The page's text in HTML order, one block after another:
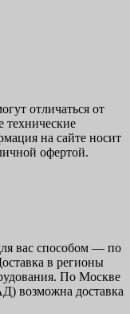
отличаться от
технические
на сайте носит
офертой.
вас способом — по
в регионы
По Москве
возможна доставка